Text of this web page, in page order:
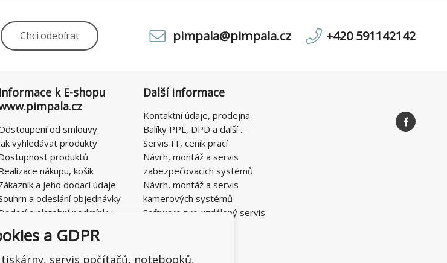
Chciodebírat pimpala@pimpala.cz +420 591142142
Informace k E-shopu
od smlouvy
vyhledávat produkty
produktů
nákupu, košík
a jeho dodací údaje
a odeslání objednávky
a platební podmínky
Obchodní podmínky E-SHOPU
osobních údajů
Řešení nedostatků, reklamace
Další informace
Kontaktní údaje, prodejna
Balíky PPL, DPD a další ...
Servis IT, ceník prací
Návrh, montáž a servis
zabezpečovacích systémů
Návrh, montáž a servis
kamerových systémů
Software pro vzdálený servis
a GDPR
servis počítačů, notebooků,